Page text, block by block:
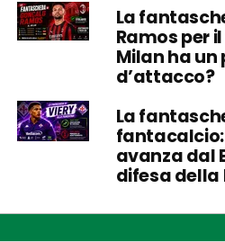
La
Ramos per
Milan ha un
d’attacco?
La
avanza dal
difesa della